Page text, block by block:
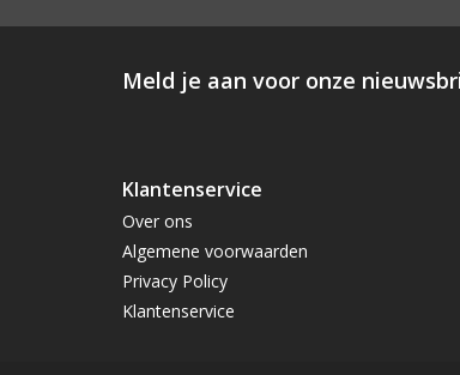
Meld je aan voor onze
Klantenservice
Over ons
Algemene voorwaarden
Privacy Policy
Klantenservice